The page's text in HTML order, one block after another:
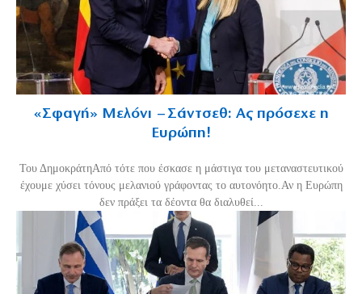
«Σφαγή» Μελόνι – Σάντσεθ: Ας πρόσεχε η
Ευρώπη!
Του ΔημοκράτηΑπό τότε που έσκασε η μάστιγα του μεταναστευτικού
έχουμε χύσει τόνους μελανιού γράφοντας το αυτονόητο.Αν η Ευρώπη
δεν πράξει τα δέοντα θα διαλυθεί...